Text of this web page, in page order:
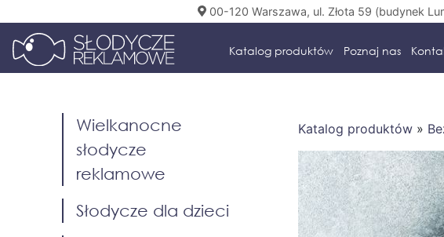
00-120 Warszawa, ul. Złota 59 (budynek
Katalog produktów Poznaj nas
Wielkanocne
słodycze
reklamowe
Słodycze dla dzieci
Katalog produktów »